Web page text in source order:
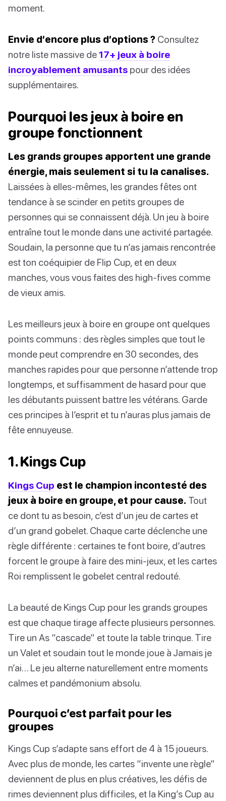
moment.
Envie d’encore plus d’options ? Consultez
notre liste massive de17+ jeux à boire
incroyablement amusants pour des idées
supplémentaires.
Pourquoi les jeux à boire en
groupe fonctionnent
Les grands groupes apportent une grande
énergie, mais seulement si tu la canalises.
Laissées à elles-mêmes, les grandes fêtes ont
tendance à se scinder en petits groupes de
personnes qui se connaissent déjà. Un jeu à boire
entraîne tout le monde dans une activité partagée.
Soudain, la personne que tu n’as jamais rencontrée
est ton coéquipier de Flip Cup, et en deux
manches, vous vous faites des high-fives comme
de vieux amis.
Les meilleurs jeux à boire en groupe ont quelques
points communs : des règles simples que tout le
monde peut comprendre en 30 secondes, des
manches rapides pour que personne n’attende trop
longtemps, et suffisamment de hasard pour que
les débutants puissent battre les vétérans. Garde
ces principes à l’esprit et tu n’auras plus jamais de
fête ennuyeuse.
1. Kings Cup
Kings Cup est le champion incontesté des
jeux à boire en groupe, et pour cause. Tout
ce dont tu as besoin, c’est d’un jeu de cartes et
d’un grand gobelet. Chaque carte déclenche une
règle différente : certaines te font boire, d’autres
forcent le groupe à faire des mini-jeux, et les cartes
Roi remplissent le gobelet central redouté.
La beauté de Kings Cup pour les grands groupes
est que chaque tirage affecte plusieurs personnes.
Tire un As “cascade” et toute la table trinque. Tire
un Valet et soudain tout le monde joue à Jamais je
n’ai… Le jeu alterne naturellement entre moments
calmes et pandémonium absolu.
Pourquoi c’est parfait pour les
groupes
Kings Cup s’adapte sans effort de 4 à 15 joueurs.
Avec plus de monde, les cartes “invente une règle”
deviennent de plus en plus créatives, les défis de
rimes deviennent plus difficiles, et la King’s Cup au